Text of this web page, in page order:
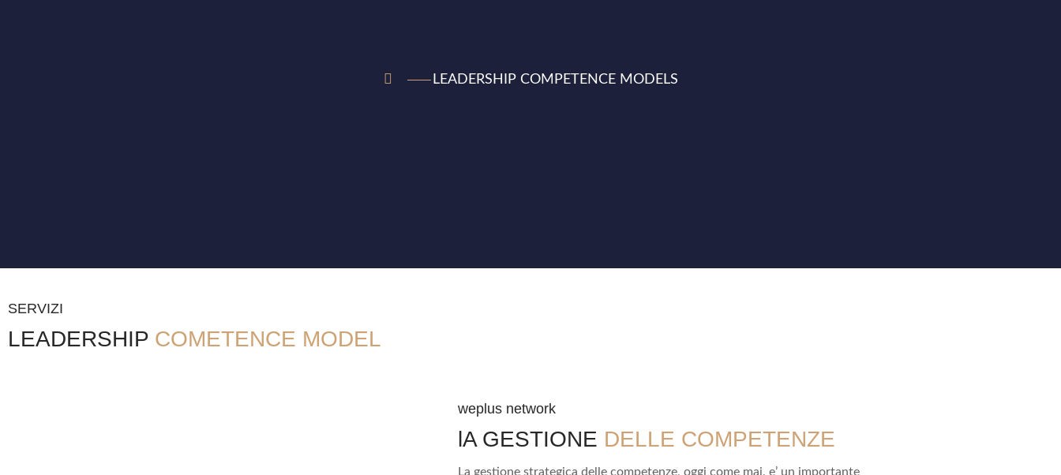
LEADERSHIP COMPETENCE MODELS
SERVIZI
LEADERSHIP COMETENCE MODEL
weplus network
lA GESTIONE DELLE COMPETENZE
La gestione strategica delle competenze, oggi come mai, e’ un importante